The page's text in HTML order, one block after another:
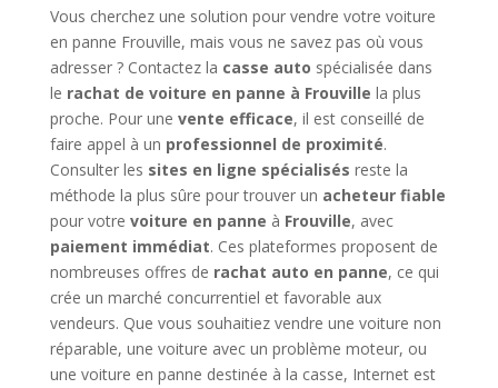
Vous cherchez une solution pour vendre votre voiture
en panne Frouville, mais vous ne savez pas où vous
adresser ? Contactez la casse auto spécialisée dans
le rachat de voiture en panne à Frouville la plus
proche. Pour une vente efficace, il est conseillé de
faire appel à un professionnel de proximité.
Consulter les sites en ligne spécialisés reste la
méthode la plus sûre pour trouver un acheteur fiable
pour votre voiture en panne à Frouville, avec
paiement immédiat. Ces plateformes proposent de
nombreuses offres de rachat auto en panne, ce qui
crée un marché concurrentiel et favorable aux
vendeurs. Que vous souhaitiez vendre une voiture non
réparable, une voiture avec un problème moteur, ou
une voiture en panne destinée à la casse, Internet est